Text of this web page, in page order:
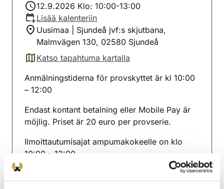
12.9.2026 Klo: 10:00-13:00
Lisää kalenteriin
Uusimaa | Sjundeå jvf:s skjutbana,
Malmvägen 130, 02580 Sjundeå
Katso tapahtuma kartalla
(avautuu uuteen välilehteen)
Anmälningstiderna för provskyttet är kl 10:00
– 12:00
Endast kontant betalning eller Mobile Pay är
möjlig. Priset är 20 euro per provserie.
Ilmoittautumisajat ampumakokeelle on klo
10:00 – 12:00.
Ainoastaan käteismaksu tai Mobile Pay. Hinta